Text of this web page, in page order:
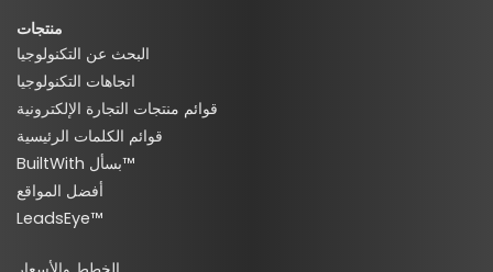
منتجات
البحث عن التكنولوجيا
اتجاهات التكنولوجيا
قوائم منتجات التجارة الإلكترونية
قوائم الكلمات الرئيسية
BuiltWith بسأل™
أفضل المواقع
LeadsEye™